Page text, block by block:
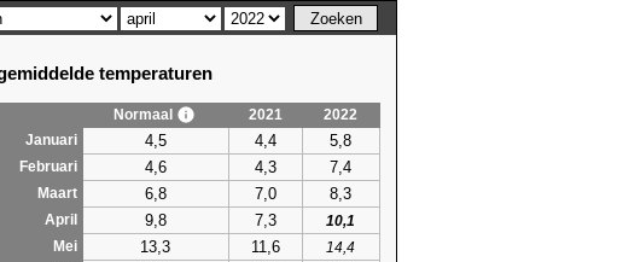
temperaturen
Normaal 2021
2022
Januari
4,5 4,4 5,8
Februari 4,6 4,3 7,4
Maart 6,8 7,0 8,3
April 9,8 7,3
10,1
Mei
13,3 11,6
14,4